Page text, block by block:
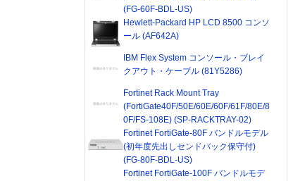
(FG-60F-BDL-US)
Hewlett-Packard HP LCD 8500 コンソ
ール (AF642A)
IBM Flex System コンソール・ブレイ
クアウト・ケーブル (81Y5286)
Fortinet Rack Mount Tray
(FortiGate40F/50E/60E/60F/61F/80E/8
0F/FS-108E) (SP-RACKTRAY-02)
Fortinet FortiGate-80F バンドルモデル
(初年度先出しセンドバック保守付)
(FG-80F-BDL-US)
Fortinet FortiGate-100F バンドルモデ